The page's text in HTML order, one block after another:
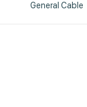
General Cable